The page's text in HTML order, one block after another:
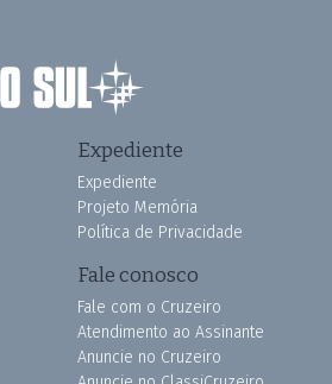
Expediente
Expediente
Projeto Memória
Política de Privacidade
Fale conosco
Fale com o Cruzeiro
Atendimento ao Assinante
Anuncie no Cruzeiro